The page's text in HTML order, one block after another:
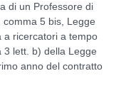
di un Professore di
comma 5 bis, Legge
a ricercatori a tempo
3 lett. b) della Legge
anno del contratto